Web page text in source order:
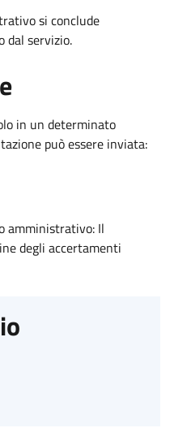
si conclude
dal servizio.
in un determinato
può essere inviata:
amministrativo: Il
degli accertamenti